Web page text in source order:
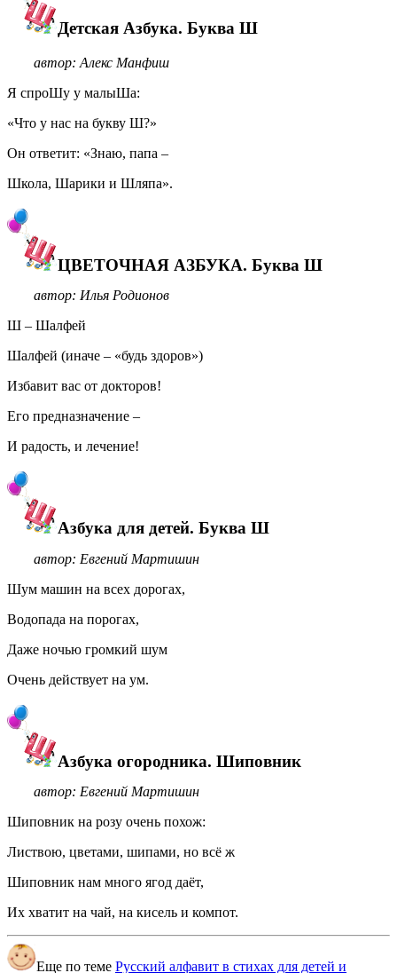
Детская Азбука. Буква Ш
автор: Алекс Манфиш
Я спроШу у малыШа:
«Что у нас на букву Ш?»
Он ответит: «Знаю, папа –
Школа, Шарики и Шляпа».
ЦВЕТОЧНАЯ АЗБУКА. Буква Ш
автор: Илья Родионов
Ш – Шалфей
Шалфей (иначе – «будь здоров»)
Избавит вас от докторов!
Его предназначение –
И радость, и лечение!
Азбука для детей. Буква Ш
автор: Евгений Мартишин
Шум машин на всех дорогах,
Водопада на порогах,
Даже ночью громкий шум
Очень действует на ум.
Азбука огородника. Шиповник
автор: Евгений Мартишин
Шиповник на розу очень похож:
Листвою, цветами, шипами, но всё ж
Шиповник нам много ягод даёт,
Их хватит на чай, на кисель и компот.
Еще по теме Русский алфавит в стихах для детей и